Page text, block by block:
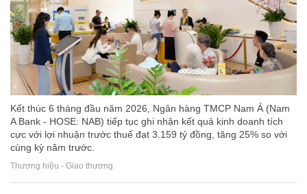
Kết thúc 6 tháng đầu năm 2026, Ngân hàng TMCP Nam Á (Nam
A Bank - HOSE: NAB) tiếp tục ghi nhận kết quả kinh doanh tích
cực với lợi nhuận trước thuế đạt 3.159 tỷ đồng, tăng 25% so với
cùng kỳ năm trước.
Thương hiệu - Giao thương